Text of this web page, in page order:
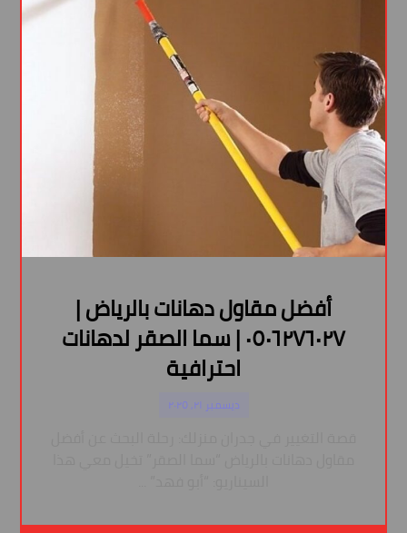
أفضل مقاول دهانات بالرياض |
٠٥٠٦٢٧٦٠٢٧ | سما الصقر لدهانات
احترافية
ديسمبر ٢١, ٢٠٢٥